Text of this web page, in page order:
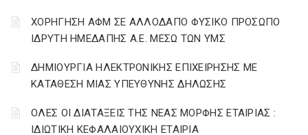
ΧΟΡΗΓΗΣΗ ΑΦΜ ΣΕ ΑΛΛΟΔΑΠΟ ΦΥΣΙΚΟ ΠΡΟΣΩΠΟ
ΙΔΡΥΤΗ ΗΜΕΔΑΠΗΣ Α.Ε. ΜΕΣΩ ΤΩΝ ΥΜΣ
ΔΗΜΙΟΥΡΓΙΑ ΗΛΕΚΤΡΟΝΙΚΗΣ ΕΠΙΧΕΙΡΗΣΗΣ ΜΕ
ΚΑΤΑΘΕΣΗ ΜΙΑΣ ΥΠΕΥΘΥΝΗΣ ΔΗΛΩΣΗΣ
ΟΛΕΣ ΟΙ ΔΙΑΤΑΞΕΙΣ ΤΗΣ ΝΕΑΣ ΜΟΡΦΗΣ ΕΤΑΙΡΙΑΣ :
ΙΔΙΩΤΙΚΗ ΚΕΦΑΛΑΙΟΥΧΙΚΗ ΕΤΑΙΡΙΑ